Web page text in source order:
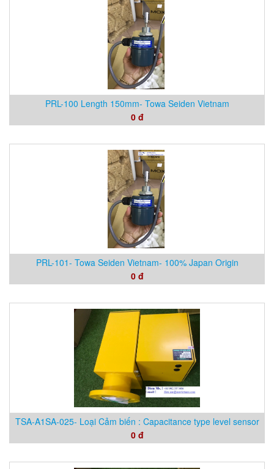
PRL-100 Length 150mm- Towa Seiden Vietnam
0 đ
PRL-101- Towa Seiden Vietnam- 100% Japan Origin
0 đ
TSA-A1SA-025- Loại Cảm biến : Capacitance type level sensor
0 đ